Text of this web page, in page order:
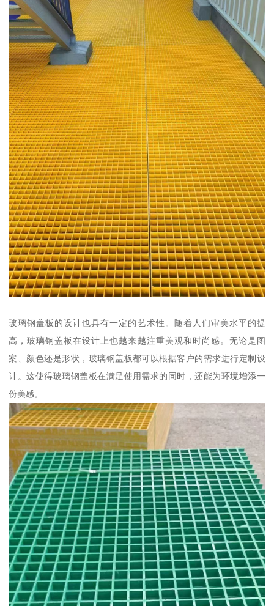
玻璃钢盖板的设计也具有一定的艺术性。随着人们审美水平的提
高，玻璃钢盖板在设计上也越来越注重美观和时尚感。无论是图
案、颜色还是形状，玻璃钢盖板都可以根据客户的需求进行定制设
计。这使得玻璃钢盖板在满足使用需求的同时，还能为环境增添一
份美感。